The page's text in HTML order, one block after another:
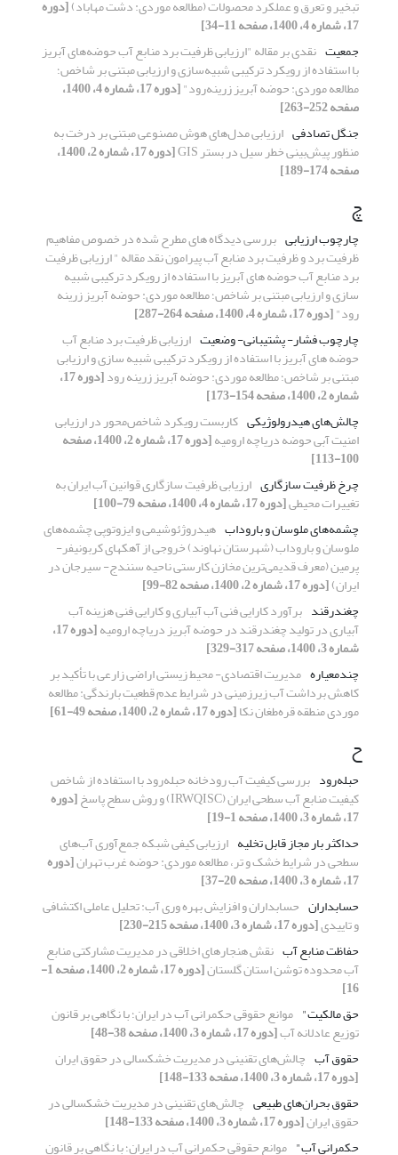
تبخیر و تعرق و عملکرد محصولات (مطالعه موردی: دشت مهاباد)[دوره
17، شماره 4، 1400، صفحه 11-34]
جمعیت نقدی بر مقاله "ارزیابی ظرفیت برد منابع آب حوضه‌های آبریز
با استفاده از رویکرد ترکیبی شبیه‌سازی و ارزیابی مبتنی بر شاخص؛
مطالعه موردی: حوضه آبریز زرینه‌رود" [دوره 17، شماره 4، 1400،
صفحه 252-263]
جنگل تصادفی ارزیابی مدل‌های هوش مصنوعی مبتنی بر درخت به
منظور پیش‌بینی خطر سیل در بستر GIS [دوره 17، شماره 2، 1400،
صفحه 174-189]
چ
چارچوب ارزیابی بررسی دیدگاه های مطرح شده در خصوص مفاهیم
ظرفیت برد و ظرفیت برد منابع آب پیرامون نقد مقاله " ارزیابی ظرفیت
برد منابع آب حوضه های آبریز با استفاده از رویکرد ترکیبی شبیه
سازی و ارزیابی مبتنی بر شاخص؛ مطالعه موردی: حوضه آبریز زرینه
رود"[دوره 17، شماره 4، 1400، صفحه 264-287]
چارچوب فشار- پشتیبانی- وضعیت ارزیابی ظرفیت برد منابع آب
حوضه های آبریز با استفاده از رویکرد ترکیبی شبیه سازی و ارزیابی
مبتنی بر شاخص؛ مطالعه موردی: حوضه آبریز زرینه رود [دوره 17،
شماره 2، 1400، صفحه 154-173]
چالش‌های هیدرولوژیکی کاربست رویکرد شاخص‌محور در ارزیابی
امنیت آبی حوضه دریاچه ارومیه [دوره 17، شماره 2، 1400، صفحه
100-113]
چرخ ظرفیت سازگاری ارزیابی ظرفیت سازگاری قوانین آب ایران به
تغییرات محیطی[دوره 17، شماره 4، 1400، صفحه 79-100]
چشمه‌های ملوسان و باروداب هیدروژئوشیمی و ایزوتوپی چشمه‌های
ملوسان و باروداب (شهرستان نهاوند) خروجی از آهکهای کربونیفر-
پرمین (معرف قدیمی‌ترین مخازن کارستی ناحیه سنندج- سیرجان در
ایران)[دوره 17، شماره 2، 1400، صفحه 82-99]
چغندرقند برآورد کارایی فنی آب آبیاری و کارایی فنی هزینه آب
آبیاری در تولید چغندرقند در حوضه آبریز دریاچه ارومیه [دوره 17،
شماره 3، 1400، صفحه 317-329]
چندمعیاره مدیریت اقتصادی- محیط زیستی اراضی زارعی با تأکید بر
کاهش برداشت آب زیرزمینی در شرایط عدم قطعیت بارندگی: مطالعه
موردی منطقه قره‌طغان نکا[دوره 17، شماره 2، 1400، صفحه 49-61]
ح
حبله‌رود بررسی کیفیت آب رودخانه حبله‌رود با استفاده از شاخص
کیفیت منابع آب سطحی ایران (IRWQISC) و روش سطح پاسخ [دوره
17، شماره 3، 1400، صفحه 1-19]
حداکثر بار مجاز قابل تخلیه ارزیابی کیفی شبکه جمع‌آوری آب‌های
سطحی در شرایط خشک و تر، مطالعه موردی: حوضه غرب تهران[دوره
17، شماره 3، 1400، صفحه 20-37]
حسابداران حسابداران و افزایش بهره وری آب: تحلیل عاملی اکتشافی
و تاییدی[دوره 17، شماره 3، 1400، صفحه 215-230]
حفاظت منابع آب نقش هنجارهای اخلاقی در مدیریت مشارکتی منابع
آب محدوده توشن استان گلستان [دوره 17، شماره 2، 1400، صفحه 1-
16]
حق مالکیت" موانع حقوقی حکمرانی آب در ایران؛ با نگاهی بر قانون
توزیع عادلانه آب[دوره 17، شماره 3، 1400، صفحه 38-48]
حقوق آب چالش‌های تقنینی در مدیریت خشکسالی در حقوق ایران
[دوره 17، شماره 3، 1400، صفحه 133-148]
حقوق بحران‌های طبیعی چالش‌های تقنینی در مدیریت خشکسالی در
حقوق ایران[دوره 17، شماره 3، 1400، صفحه 133-148]
حکمرانی آب" موانع حقوقی حکمرانی آب در ایران؛ با نگاهی بر قانون